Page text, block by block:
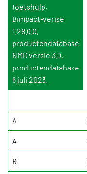
toetshulp,
Bimpact-verise
1.28.0.0,
productendatabase
NMD versie 3.0,
productendatabase
6 juli 2023.
A
A
B